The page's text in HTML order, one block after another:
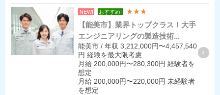
NEW! おすすめ! ★★★
【能美市】業界トップクラス！大手
エンジニアリングの製造技術...
能美市 / 年収 3,212,000円〜4,457,540
円 経験を最大限考慮
月給 200,000円〜280,300円 経験者を
想定
月給 200,000円〜220,000円 未経験者
を想定